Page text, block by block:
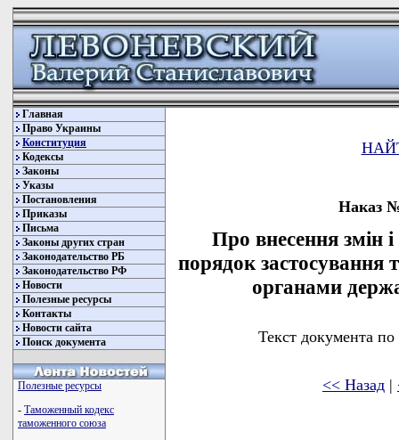
Главная
Право Украины
Конституция
Кодексы
Законы
Указы
Постановления
Приказы
Письма
Законы других стран
Законодательство РБ
Законодательство РФ
Новости
Полезные ресурсы
Контакты
Новости сайта
Поиск документа
Полезные ресурсы
- Таможенный кодекс
таможенного союза
Наказ №
Про внесення змін
порядок застосування
органами
Текст документа
<< Назад |